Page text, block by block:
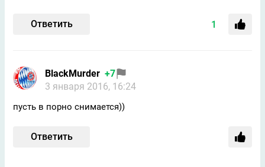
Ответить 1
BlackMurder +7
3 января 2016, 16:24
пусть в порно снимается))
Ответить